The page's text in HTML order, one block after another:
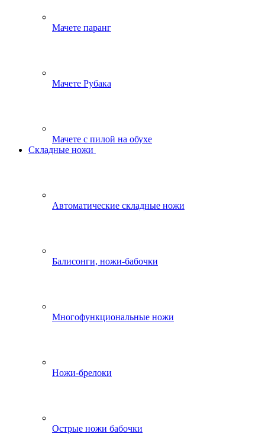
Мачете паранг
Мачете Рубака
Мачете с пилой на обухе
Складные ножи
Автоматические складные ножи
Балисонги, ножи-бабочки
Многофункциональные ножи
Ножи-брелоки
Острые ножи бабочки